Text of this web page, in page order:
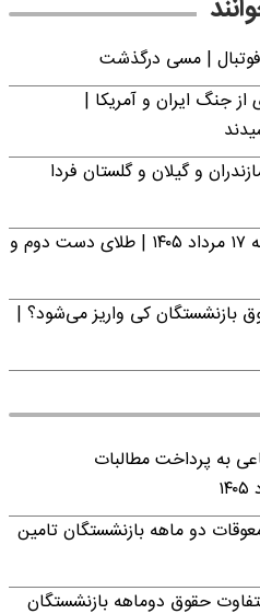
| مسی درگذشت
جنگ ایران و آمریکا |
و گیلان و گلستان فردا
خبر فوری از قیمت طلا امروز شنبه ۱۷ مرداد ۱۴۰۵ | طلای دست دوم و
بازنشستگان کی واریز می‌شود؟ |
به پرداخت مطالبات
دو ماهه بازنشستگان تامین
حقوق دوماهه بازنشستگان